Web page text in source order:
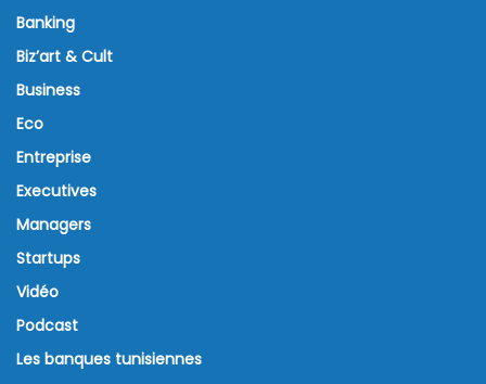
Banking
Biz’art & Cult
Business
Eco
Entreprise
Executives
Managers
Startups
Vidéo
Podcast
Les banques tunisiennes